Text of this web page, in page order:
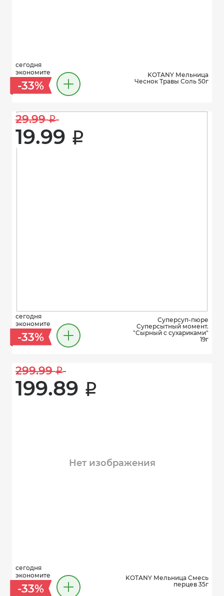
сегодня
экономите
-33%
KOTANY Мельница
Чеснок Травы Соль 50г
29.99 i
19.99 i
сегодня
экономите
-33%
Суперсуп-пюре
Суперсытный момент.
"Сырный с сухариками"
19г
299.99 i
199.89 i
Нет изображения
сегодня
экономите
-33%
KOTANY Мельница Смесь
перцев 35г